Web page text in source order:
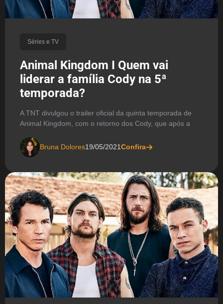
Séries e TV
Animal Kingdom I Quem vai
liderar a família Cody na 5ª
temporada?
A TNT divulgou o trailer oficial da quinta temporada de
Animal Kingdom, com o retorno dos Cody, que após a
Bruna Dolores19/05/2021Confira